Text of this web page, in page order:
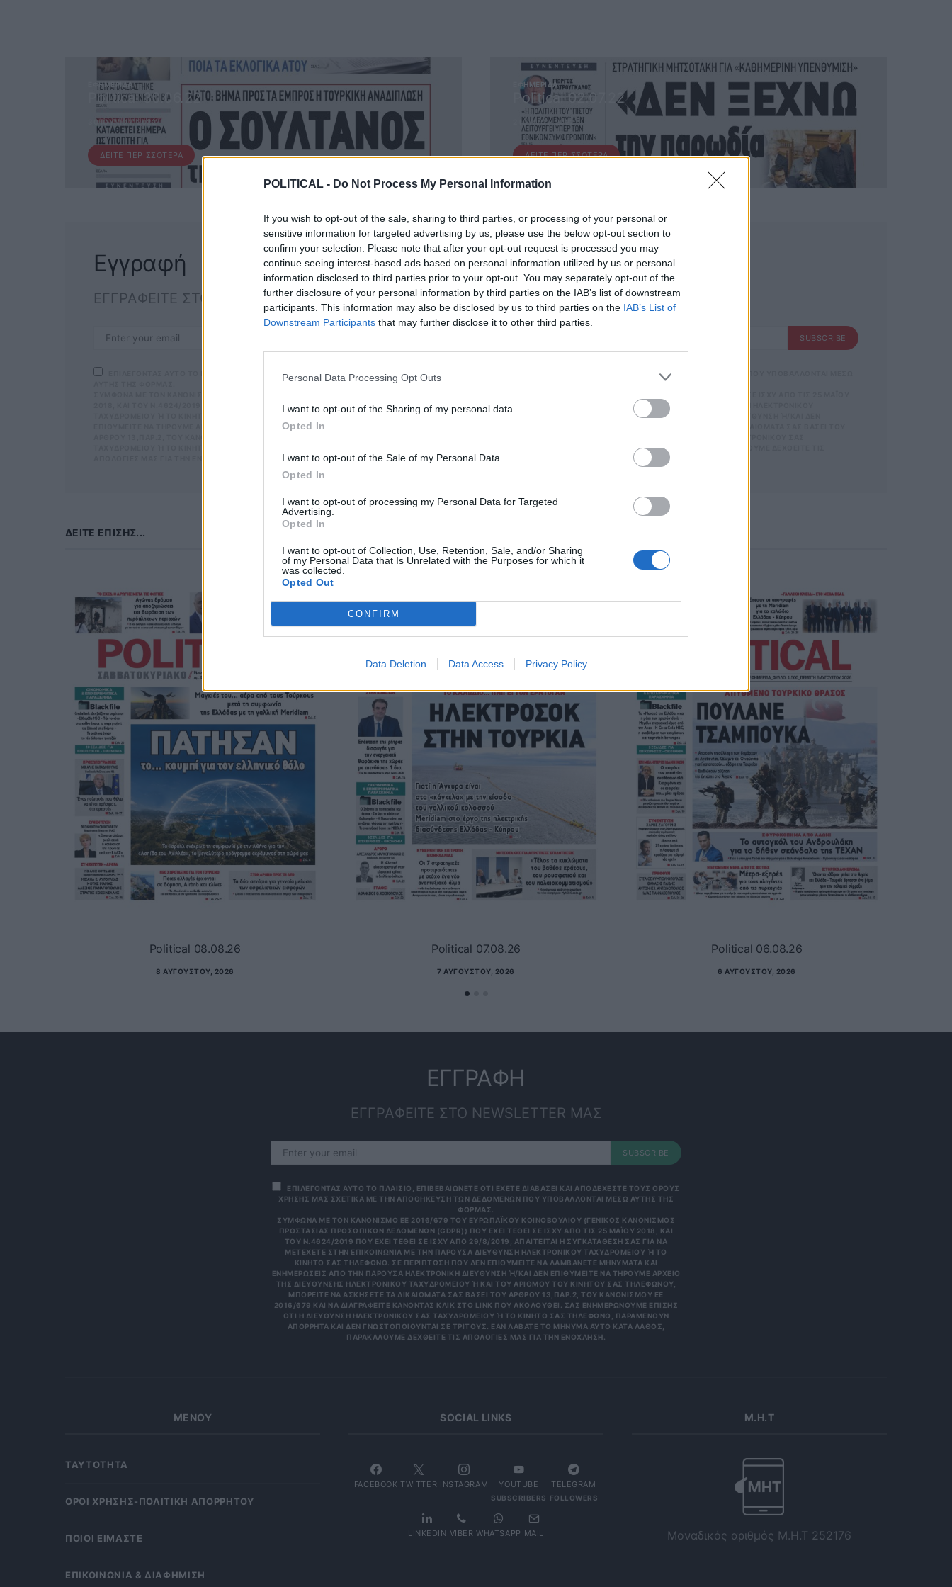
POLITICAL - Do Not Process My Personal Information
If you wish to opt-out of the sale, sharing to third parties, or processing of your personal or
sensitive information for targeted advertising by us, please use the below opt-out section to
confirm your selection. Please note that after your opt-out request is processed you may
continue seeing interest-based ads based on personal information utilized by us or personal
information disclosed to third parties prior to your opt-out. You may separately opt-out of the
further disclosure of your personal information by third parties on the IAB’s list of downstream
participants. This information may also be disclosed by us to third parties on the IAB’s List of
Downstream Participants that may further disclose it to other third parties.
Personal Data Processing Opt Outs
I want to opt-out of the Sharing of my personal data.
Opted In
I want to opt-out of the Sale of my Personal Data.
Opted In
I want to opt-out of processing my Personal Data for Targeted
Advertising.
Opted In
I want to opt-out of Collection, Use, Retention, Sale, and/or Sharing
of my Personal Data that Is Unrelated with the Purposes for which it
was collected.
Opted Out
CONFIRM
Data Deletion Data Access Privacy Policy
ΕΦΗΜΕΡΊΔΑ
Political 30.06.22
30 ΙΟΥΝΊΟΥ, 2022
ΔΕΊΤΕ ΠΕΡΙΣΣΌΤΕΡΑ
ΕΦΗΜΕΡΊΔΑ
Political 02.07.22
2 ΙΟΥΛΊΟΥ, 2022
ΔΕΊΤΕ ΠΕΡΙΣΣΌΤΕΡΑ
Εγγραφή
ΕΓΓΡΑΦΕΙΤΕ ΣΤΟ NEWSLETTER ΜΑΣ
SUBSCRIBE
ΕΠΙΛΕΓΟΝΤΑΣ ΑΥΤΟ ΤΟ ΠΛΑΙΣΙΟ, ΕΠΙΒΕΒΑΙΩΝΕΤΕ ΟΤΙ ΕΧΕΤΕ ΔΙΑΒΑΣΕΙ ΚΑΙ ΑΠΟΔΕΧΕΣΤΕ ΤΟΥΣ ΟΡΟΥΣ ΧΡΗΣΗΣ ΜΑΣ ΣΧΕΤΙΚΑ ΜΕ ΤΗΝ ΑΠΟΘΗΚΕΥΣΗ ΤΩΝ ΔΕΔΟΜΕΝΩΝ ΠΟΥ ΥΠΟΒΑΛΛΟΝΤΑΙ ΜΕΣΩ
2018, ΚΑΙ ΤΟΥ Ν.4624/2019 ΠΟΥ ΈΧΕΙ ΤΕΘΕΊ ΣΕ ΙΣΧΎ ΑΠΌ 29/8/2019, ΑΠΑΙΤΕΊΤΑΙ Η ΣΥΓΚΑΤΆΘΕΣΉ ΣΑΣ ΓΙΑ ΝΑ ΜΕΤΈΧΕΤΕ ΣΤΗΝ ΕΠΙΚΟΙΝΩΝΊΑ ΜΕ ΤΗΝ ΠΑΡΟΎΣΑ ΔΙΕΎΘΥΝΣΗ ΗΛΕΚΤΡΟΝΙΚΟΎ
ΤΑΧΥΔΡΟΜΕΊΟΥ Ή ΤΟ ΚΙΝΗΤΌ ΣΑΣ ΤΗΛΈΦΩΝΟ. ΣΕ ΠΕΡΊΠΤΩΣΗ ΠΟΥ ΔΕΝ ΕΠΙΘΥΜΕΊΤΕ ΝΑ ΛΑΜΒΆΝΕΤΕ ΜΗΝΎΜΑΤΑ ΚΑΙ ΕΝΗΜΕΡΏΣΕΙΣ ΑΠΌ ΤΗΝ ΠΑΡΟΎΣΑ ΗΛΕΚΤΡΟΝΙΚΉ ΔΙΕΎΘΥΝΣΗ Ή/ΚΑΙ ΔΕΝ ΕΠ
ΙΘΥΜΕΊΤΕ ΝΑ ΤΗΡΟΎΜΕ ΑΡΧΕΊΟ ΤΗΣ ΔΙΕΎΘΥΝΣΗΣ ΗΛΕΚΤΡΟΝΙΚΟΎ ΤΑΧΥΔΡΟΜΕΊΟΥ Ή ΚΑΙ ΤΟΥ ΑΡΙΘΜΟΎ ΤΟΥ ΚΙΝΗΤΟΎ ΣΑΣ ΤΗΛΕΦΏΝΟΥ, ΜΠΟΡΕΊΤΕ ΝΑ ΑΣΚΉΣΕΤΕ ΤΑ ΔΙΚΑΙΏΜΑΤΆ ΣΑΣ ΒΆΣΕΙ ΤΟΥ ΆΡΘ
ΥΔΡΟΜΕΊΟΥ Ή ΤΟ ΚΙΝΗΤΌ ΣΑΣ ΤΗΛΈΦΩΝΟ, ΠΑΡΑΜΈΝΟΥΝ ΑΠΌΡΡΗΤΑ ΚΑΙ ΔΕΝ ΓΝΩΣΤΟΠΟΙΟΎΝΤΑΙ ΣΕ ΤΡΊΤΟΥΣ. ΕΆΝ ΛΆΒΑΤΕ ΤΟ ΜΉΝΥΜΑ ΑΥΤΌ ΚΑΤΆ ΛΆΘΟΣ, ΠΑΡΑΚΑΛΟΎΜΕ ΔΕΧΘΕΊΤΕ ΤΙΣ ΑΠΟΛ
ΔΕΊΤΕ ΕΠΊΣΗΣ...
Political 08.08.26
8 ΑΥΓΟΎΣΤΟΥ, 2026
Political 07.08.26
7 ΑΥΓΟΎΣΤΟΥ, 2026
Political 06.08.26
6 ΑΥΓΟΎΣΤΟΥ, 2026
ΕΓΓΡΑΦΗ
ΕΓΓΡΑΦΕΙΤΕ ΣΤΟ NEWSLETTER ΜΑΣ
SUBSCRIBE
ΕΠΙΛΕΓΟΝΤΑΣ ΑΥΤΟ ΤΟ ΠΛΑΙΣΙΟ, ΕΠΙΒΕΒΑΙΩΝΕΤΕ ΟΤΙ ΕΧΕΤΕ ΔΙΑΒΑΣΕΙ ΚΑΙ ΑΠΟΔΕΧΕΣΤΕ ΤΟΥΣ ΟΡΟΥΣ
ΧΡΗΣΗΣ ΜΑΣ ΣΧΕΤΙΚΑ ΜΕ ΤΗΝ ΑΠΟΘΗΚΕΥΣΗ ΤΩΝ ΔΕΔΟΜΕΝΩΝ ΠΟΥ ΥΠΟΒΑΛΛΟΝΤΑΙ ΜΕΣΩ ΑΥΤΗΣ ΤΗΣ
ΦΟΡΜΑΣ.
ΣΎΜΦΩΝΑ ΜΕ ΤΟΝ ΚΑΝΟΝΙΣΜΌ ΕΕ 2016/679 ΤΟΥ ΕΥΡΩΠΑΪΚΟΎ ΚΟΙΝΟΒΟΥΛΊΟΥ {ΓΕΝΙΚΌΣ ΚΑΝΟΝΙΣΜΌΣ
ΠΡΟΣΤΑΣΊΑΣ ΠΡΟΣΩΠΙΚΏΝ ΔΕΔΟΜΈΝΩΝ (GDPR)} ΠΟΥ ΈΧΕΙ ΤΕΘΕΊ ΣΕ ΙΣΧΎ ΑΠΌ ΤΙΣ 25 ΜΑΪ́ΟΥ 2018, ΚΑΙ
ΤΟΥ Ν.4624/2019 ΠΟΥ ΈΧΕΙ ΤΕΘΕΊ ΣΕ ΙΣΧΎ ΑΠΌ 29/8/2019, ΑΠΑΙΤΕΊΤΑΙ Η ΣΥΓΚΑΤΆΘΕΣΉ ΣΑΣ ΓΙΑ ΝΑ
ΜΕΤΈΧΕΤΕ ΣΤΗΝ ΕΠΙΚΟΙΝΩΝΊΑ ΜΕ ΤΗΝ ΠΑΡΟΎΣΑ ΔΙΕΎΘΥΝΣΗ ΗΛΕΚΤΡΟΝΙΚΟΎ ΤΑΧΥΔΡΟΜΕΊΟΥ Ή ΤΟ Κ
ΙΝΗΤΌ ΣΑΣ ΤΗΛΈΦΩΝΟ. ΣΕ ΠΕΡΊΠΤΩΣΗ ΠΟΥ ΔΕΝ ΕΠΙΘΥΜΕΊΤΕ ΝΑ ΛΑΜΒΆΝΕΤΕ ΜΗΝΎΜΑΤΑ ΚΑΙ Ε
ΝΗΜΕΡΏΣΕΙΣ ΑΠΌ ΤΗΝ ΠΑΡΟΎΣΑ ΗΛΕΚΤΡΟΝΙΚΉ ΔΙΕΎΘΥΝΣΗ Ή/ΚΑΙ ΔΕΝ ΕΠΙΘΥΜΕΊΤΕ ΝΑ ΤΗΡΟΎΜΕ ΑΡΧΕΊΟ ΤΗ
Σ ΔΙΕΎΘΥΝΣΗΣ ΗΛΕΚΤΡΟΝΙΚΟΎ ΤΑΧΥΔΡΟΜΕΊΟΥ Ή ΚΑΙ ΤΟΥ ΑΡΙΘΜΟΎ ΤΟΥ ΚΙΝΗΤΟΎ ΣΑΣ ΤΗΛΕΦΏΝΟΥ, ΜΠΟ
ΡΕΊΤΕ ΝΑ ΑΣΚΉΣΕΤΕ ΤΑ ΔΙΚΑΙΏΜΑΤΆ ΣΑΣ ΒΆΣΕΙ ΤΟΥ ΆΡΘΡΟΥ 13,ΠΑΡ.2, ΤΟΥ ΚΑΝΟΝΙΣΜΟΎ ΕΕ 201
6/679 ΚΑΙ ΝΑ ΔΙΑΓΡΑΦΕΊΤΕ ΚΆΝΟΝΤΑΣ ΚΛΙΚ ΣΤΟ LINK ΠΟΥ ΑΚΟΛΟΥΘΕΊ. ΣΑΣ ΕΝΗΜΕΡΏΝΟΥΜΕ ΕΠΊΣΗΣ ΌΤΙ
Η ΔΙΕΎΘΥΝΣΗ ΗΛΕΚΤΡΟΝΙΚΟΎ ΣΑΣ ΤΑΧΥΔΡΟΜΕΊΟΥ Ή ΤΟ ΚΙΝΗΤΌ ΣΑΣ ΤΗΛΈΦΩΝΟ, ΠΑΡΑΜΈΝΟΥΝ ΑΠΌΡ
ΡΗΤΑ ΚΑΙ ΔΕΝ ΓΝΩΣΤΟΠΟΙΟΎΝΤΑΙ ΣΕ ΤΡΊΤΟΥΣ. ΕΆΝ ΛΆΒΑΤΕ ΤΟ ΜΉΝΥΜΑ ΑΥΤΌ ΚΑΤΆ ΛΆΘΟΣ, ΠΑΡΑ
ΚΑΛΟΎΜΕ ΔΕΧΘΕΊΤΕ ΤΙΣ ΑΠΟΛΟΓΊΕΣ ΜΑΣ ΓΙΑ ΤΗΝ ΕΝΌΧΛΗΣΗ.
ΜΕΝΟΥ
ΤΑΥΤΟΤΗΤΑ
OΡΟΙ ΧΡΗΣΗΣ-ΠΟΛΙΤΙΚΗ ΑΠΟΡΡΗΤΟΥ
ΠΟΙΟΙ ΕΙΜΑΣΤΕ
ΕΠΙΚΟΙΝΩΝΙΑ & ΔΙΑΦΗΜΙΣΗ
SOCIAL LINKS
FACEBOOK TWITTER INSTAGRAM YOUTUBE
SUBSCRIBERS
TELEGRAM
FOLLOWERS
LINKEDIN VIBER WHATSAPP MAIL
Μ.Η.Τ
Μοναδικός αριθμός Μ.Η.Τ 252176